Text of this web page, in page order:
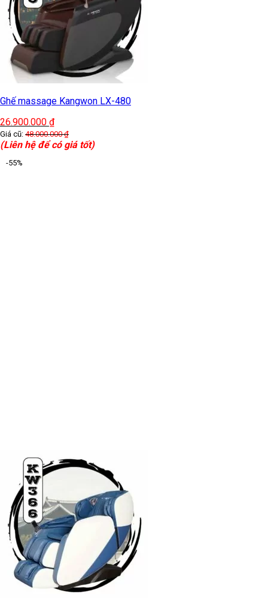
Ghế massage Kangwon LX-480
26.900.000 ₫
Giá cũ: 48.000.000₫
(Liên hệ để có giá tốt)
-55%